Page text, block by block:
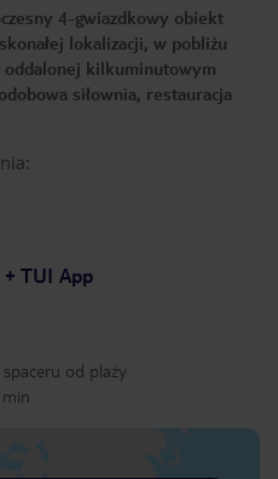
4-gwiazdkowy obiekt
lokalizacji, w pobliżu
kilkuminutowym
siłownia, restauracja
TUI App
od plaży